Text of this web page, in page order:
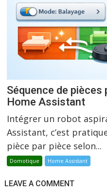
Séquence de pièces
Home Assistant
Intégrer un robot
Assistant, c’est
pièce par pièce selon...
Domotique Home Assistant
LEAVE A COMMENT